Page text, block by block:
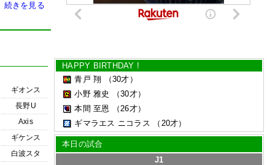
続きを見る
ギオンス
長野U
Axis
ギケンス
白波スタ
HAPPY BIRTHDAY !
青戸 翔
（30才）
小野 雅史
（30才）
本間 至恩
（26才）
ギマラエス ニコラス
（20才）
本日の試合
J1